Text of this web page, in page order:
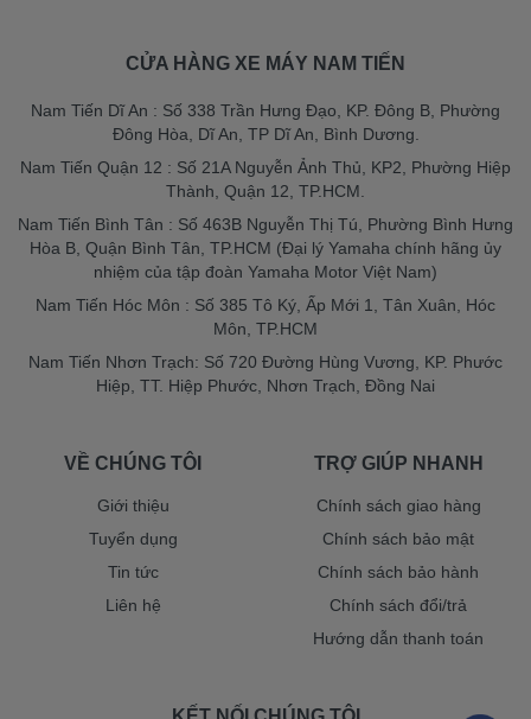
CỬA HÀNG XE MÁY NAM TIẾN
Nam Tiến Dĩ An : Số 338 Trần Hưng Đạo, KP. Đông B, Phường
Đông Hòa, Dĩ An, TP Dĩ An, Bình Dương.
Nam Tiến Quận 12 : Số 21A Nguyễn Ảnh Thủ, KP2, Phường Hiệp
Thành, Quận 12, TP.HCM.
Nam Tiến Bình Tân : Số 463B Nguyễn Thị Tú, Phường Bình Hưng
Hòa B, Quận Bình Tân, TP.HCM (Đại lý Yamaha chính hãng ủy
nhiệm của tập đoàn Yamaha Motor Việt Nam)
Nam Tiến Hóc Môn : Số 385 Tô Ký, Ấp Mới 1, Tân Xuân, Hóc
Môn, TP.HCM
Nam Tiến Nhơn Trạch: Số 720 Đường Hùng Vương, KP. Phước
Hiệp, TT. Hiệp Phước, Nhơn Trạch, Đồng Nai
VỀ CHÚNG TÔI
Giới thiệu
Tuyển dụng
Tin tức
Liên hệ
TRỢ GIÚP NHANH
Chính sách giao hàng
Chính sách bảo mật
Chính sách bảo hành
Chính sách đổi/trả
Hướng dẫn thanh toán